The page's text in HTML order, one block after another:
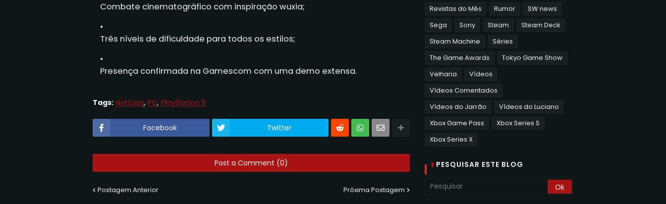
Combate cinematográfico com inspiração wuxia;
Três níveis de dificuldade para todos os estilos;
Presença confirmada na Gamescom com uma demo extensa.
Tags: Notícias PC PlayStation 5
Facebook Twitter
Post a Comment (0)
Postagem Anterior Próxima Postagem
Revistas do Mês
Rumor
SW news
Sega
Sony Steam
Steam Deck
Steam Machine
Séries
The Game Awards
Tokyo Game Show
Velharia
Vídeos
Vídeos Comentados
Vídeos do Jarrão
Vídeos do Luciano
Xbox Game Pass
Xbox Series S
Xbox Series X
PESQUISAR ESTE BLOG